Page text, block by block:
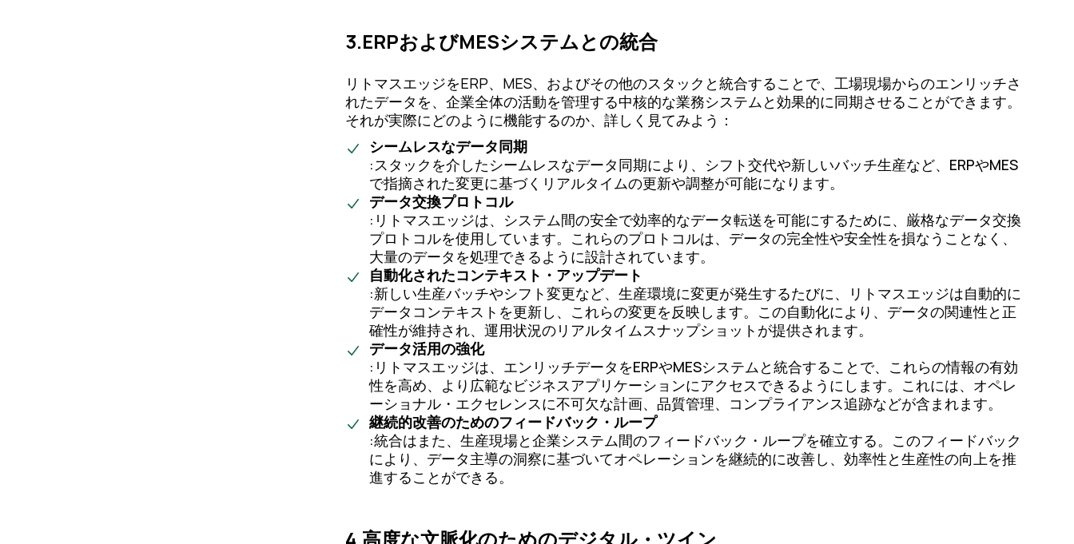
3.ERPおよびMESシステムとの統合
リトマスエッジをERP、MES、およびその他のスタックと統合することで、工場現場からのエンリッチさ
れたデータを、企業全体の活動を管理する中核的な業務システムと効果的に同期させることができます。
それが実際にどのように機能するのか、詳しく見てみよう：
シームレスなデータ同期
:スタックを介したシームレスなデータ同期により、シフト交代や新しいバッチ生産など、ERPやMES
で指摘された変更に基づくリアルタイムの更新や調整が可能になります。
データ交換プロトコル
:リトマスエッジは、システム間の安全で効率的なデータ転送を可能にするために、厳格なデータ交換
プロトコルを使用しています。これらのプロトコルは、データの完全性や安全性を損なうことなく、
大量のデータを処理できるように設計されています。
自動化されたコンテキスト・アップデート
:新しい生産バッチやシフト変更など、生産環境に変更が発生するたびに、リトマスエッジは自動的に
データコンテキストを更新し、これらの変更を反映します。この自動化により、データの関連性と正
確性が維持され、運用状況のリアルタイムスナップショットが提供されます。
データ活用の強化
:リトマスエッジは、エンリッチデータをERPやMESシステムと統合することで、これらの情報の有効
性を高め、より広範なビジネスアプリケーションにアクセスできるようにします。これには、オペレ
ーショナル・エクセレンスに不可欠な計画、品質管理、コンプライアンス追跡などが含まれます。
継続的改善のためのフィードバック・ループ
:統合はまた、生産現場と企業システム間のフィードバック・ループを確立する。このフィードバック
により、データ主導の洞察に基づいてオペレーションを継続的に改善し、効率性と生産性の向上を推
進することができる。